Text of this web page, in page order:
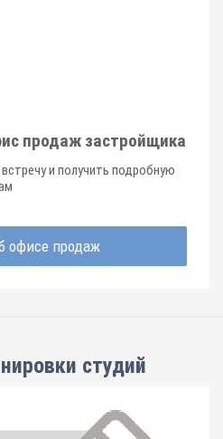
продаж застройщика
и получить подробную
офисе продаж
студий